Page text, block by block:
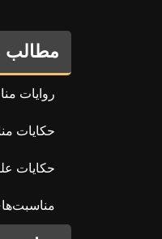
مطالب
روایات
حکایات
حکایات